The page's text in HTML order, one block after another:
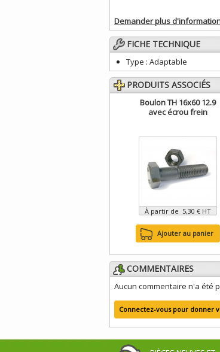
Demander plus
FICHE TECHNIQUE
Type : Adaptable
PRODUITS ASSOCIÉS
Boulon TH 16x60 12.9
avec écrou frein
À partir de 5,30 € HT
Ajouter au panier
COMMENTAIRES
Aucun commentaire n'a été
Connectez-vous pour donner